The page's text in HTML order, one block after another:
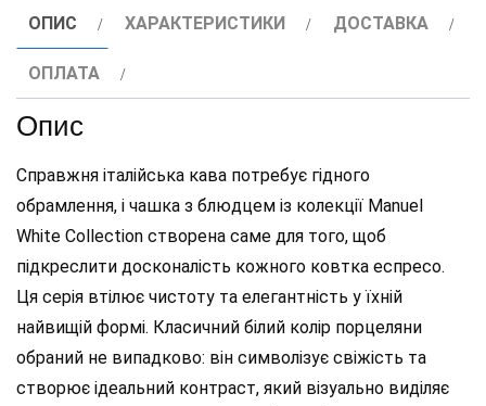
80
мл
кількість
ОПИС ХАРАКТЕРИСТИКИ ДОСТАВКА
ОПЛАТА
Опис
Справжня італійська кава потребує гідного
обрамлення, і чашка з блюдцем із колекції Manuel
White Collection створена саме для того, щоб
підкреслити досконалість кожного ковтка еспресо.
Ця серія втілює чистоту та елегантність у їхній
найвищій формі. Класичний білий колір порцеляни
обраний не випадково: він символізує свіжість та
створює ідеальний контраст, який візуально виділяє